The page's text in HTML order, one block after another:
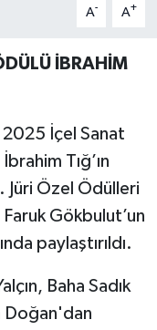
A- A+
İBRAHİM
İçel Sanat
Tığ’ın
Jüri Özel Ödülleri
Faruk Gökbulut’un
paylaştırıldı.
Baha Sadık
Doğan'dan